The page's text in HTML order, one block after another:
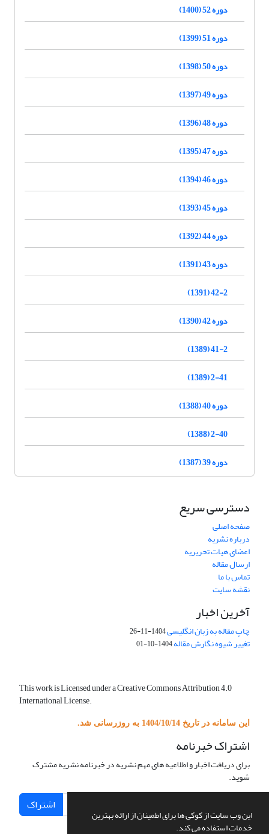
این وب سایت از کوکی ها برای اطمینان از ارائه بهترین
خدمات استفاده می کند.
دوره 52 (1400)
دوره 51 (1399)
دوره 50 (1398)
دوره 49 (1397)
دوره 48 (1396)
دوره 47 (1395)
دوره 46 (1394)
دوره 45 (1393)
دوره 44 (1392)
دوره 43 (1391)
42-2 (1391)
دوره 42 (1390)
41-2 (1389)
2-41 (1389)
دوره 40 (1388)
2-40 (1388)
دوره 39 (1387)
دسترسی سریع
صفحه اصلی
درباره نشریه
اعضای هیات تحریریه
ارسال مقاله
تماس با ما
نقشه سایت
آخرین اخبار
چاپ مقاله به زبان انگلیسی1404-11-26
تغییر شیوه نگارش مقاله1404-10-01
This work is Licensed under a Creative Commons Attribution 4.0
International License.
این سامانه در تاریخ 1404/10/14 به روزرسانی شد.
اشتراک خبرنامه
برای دریافت اخبار و اطلاعیه های مهم نشریه در خبرنامه نشریه مشترک
شوید.
اشتراک